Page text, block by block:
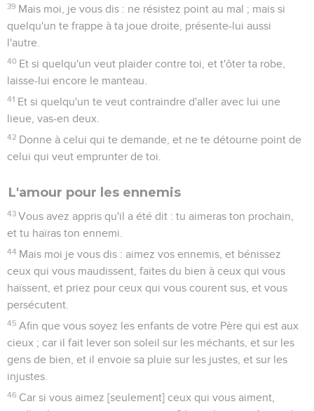
39 Mais moi, je vous dis : ne résistez point au mal ; mais si
quelqu'un te frappe à ta joue droite, présente-lui aussi
l'autre.
40 Et si quelqu'un veut plaider contre toi, et t'ôter ta robe,
laisse-lui encore le manteau.
41 Et si quelqu'un te veut contraindre d'aller avec lui une
lieue, vas-en deux.
42 Donne à celui qui te demande, et ne te détourne point de
celui qui veut emprunter de toi.
L'amour pour les ennemis
43 Vous avez appris qu'il a été dit : tu aimeras ton prochain,
et tu haïras ton ennemi.
44 Mais moi je vous dis : aimez vos ennemis, et bénissez
ceux qui vous maudissent, faites du bien à ceux qui vous
haïssent, et priez pour ceux qui vous courent sus, et vous
persécutent.
45 Afin que vous soyez les enfants de votre Père qui est aux
cieux ; car il fait lever son soleil sur les méchants, et sur les
gens de bien, et il envoie sa pluie sur les justes, et sur les
injustes.
46 Car si vous aimez [seulement] ceux qui vous aiment,